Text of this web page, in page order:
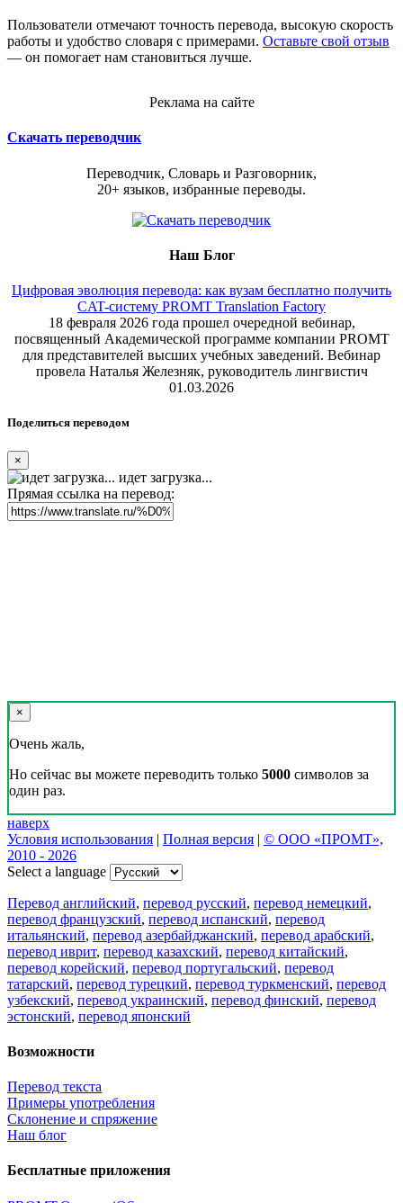
Пользователи отмечают точность перевода, высокую скорость
работы и удобство словаря с примерами. Оставьте свой отзыв
— он помогает нам становиться лучше.
Реклама на сайте
Скачать переводчик
Переводчик, Словарь и Разговорник,
20+ языков, избранные переводы.
Наш Блог
Цифровая эволюция перевода: как вузам бесплатно получить
CAT-систему PROMT Translation Factory
18 февраля 2026 года прошел очередной вебинар,
посвященный Академической программе компании PROMT
для представителей высших учебных заведений. Вебинар
провела Наталья Железняк, руководитель лингвистич
01.03.2026
Поделиться переводом
×
идет загрузка...
Прямая ссылка на перевод:
×
Очень жаль,
Но сейчас вы можете переводить только 5000 символов за
один раз.
наверх
Условия использования | Полная версия | © ООО «ПРОМТ»,
2010 - 2026
Select a language
Перевод английский, перевод русский, перевод немецкий,
перевод французский, перевод испанский, перевод
итальянский, перевод азербайджанский, перевод арабский,
перевод иврит, перевод казахский, перевод китайский,
перевод корейский, перевод португальский, перевод
татарский, перевод турецкий, перевод туркменский, перевод
узбекский, перевод украинский, перевод финский, перевод
эстонский, перевод японский
Возможности
Перевод текста
Примеры употребления
Склонение и спряжение
Наш блог
Бесплатные приложения